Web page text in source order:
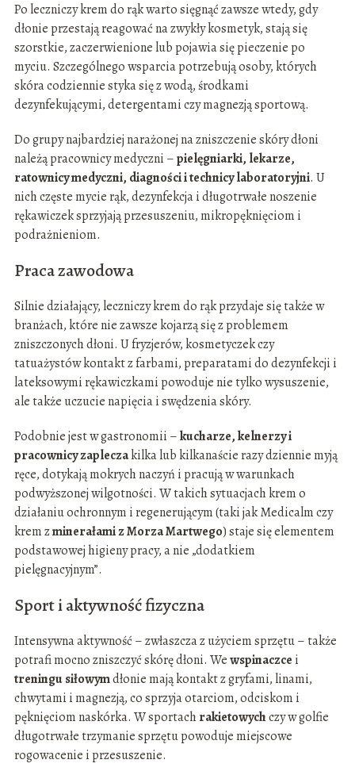
Po leczniczy krem do rąk warto sięgnąć zawsze wtedy, gdy
dłonie przestają reagować na zwykły kosmetyk, stają się
szorstkie, zaczerwienione lub pojawia się pieczenie po
myciu. Szczególnego wsparcia potrzebują osoby, których
skóra codziennie styka się z wodą, środkami
dezynfekującymi, detergentami czy magnezją sportową.
Do grupy najbardziej narażonej na zniszczenie skóry dłoni
należą pracownicy medyczni –pielęgniarki, lekarze,
ratownicy medyczni, diagności i technicy laboratoryjni. U
nich częste mycie rąk, dezynfekcja i długotrwałe noszenie
rękawiczek sprzyjają przesuszeniu, mikropęknięciom i
podrażnieniom.
Praca zawodowa
Silnie działający, leczniczy krem do rąk przydaje się także w
branżach, które nie zawsze kojarzą się z problemem
zniszczonych dłoni. U fryzjerów, kosmetyczek czy
tatuażystów kontakt z farbami, preparatami do dezynfekcji i
lateksowymi rękawiczkami powoduje nie tylko wysuszenie,
ale także uczucie napięcia i swędzenia skóry.
Podobnie jest w gastronomii –kucharze, kelnerzy i
pracownicy zapleczakilka lub kilkanaście razy dziennie myją
ręce, dotykają mokrych naczyń i pracują w warunkach
podwyższonej wilgotności. W takich sytuacjach krem o
działaniu ochronnym i regenerującym (taki jak Medicalm czy
krem zminerałami z Morza Martwego) staje się elementem
podstawowej higieny pracy, a nie „dodatkiem
pielęgnacyjnym”.
Sport i aktywność fizyczna
Intensywna aktywność – zwłaszcza z użyciem sprzętu – także
potrafi mocno zniszczyć skórę dłoni. Wewspinaczce i
treningu siłowymdłonie mają kontakt z gryfami, linami,
chwytami i magnezją, co sprzyja otarciom, odciskom i
pęknięciom naskórka. W sportachrakietowychczy w golfie
długotrwałe trzymanie sprzętu powoduje miejscowe
rogowacenie i przesuszenie.